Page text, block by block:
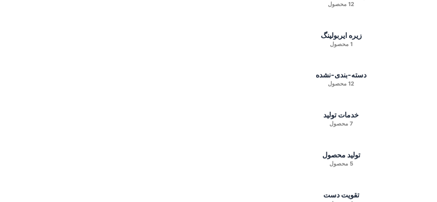
12 محصول
زیره ایربولینگ
1 محصول
دسته-بندی-نشده
12 محصول
خدمات تولید
7 محصول
تولید محصول
5 محصول
تقویت دست